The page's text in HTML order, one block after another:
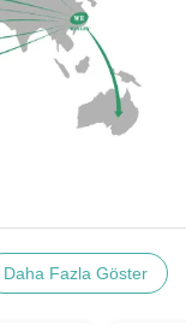
Daha Fazla Göster